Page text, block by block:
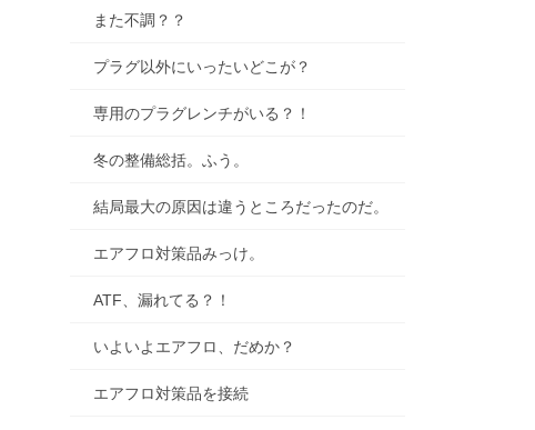
また不調？？
プラグ以外にいったいどこが？
専用のプラグレンチがいる？！
冬の整備総括。ふう。
結局最大の原因は違うところだったのだ。
エアフロ対策品みっけ。
ATF、漏れてる？！
いよいよエアフロ、だめか？
エアフロ対策品を接続